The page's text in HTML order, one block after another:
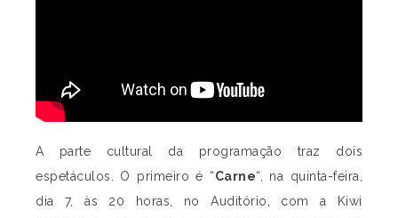
A parte cultural da programação traz dois
espetáculos. O primeiro é “Carne“, na quinta-feira,
dia 7, às 20 horas, no Auditório, com a Kiwi